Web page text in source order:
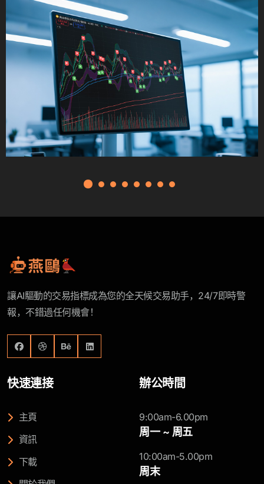
讓AI驅動的交易指標成為您的全天候交易助手，24/7即時警
報，不錯過任何機會！
快速連接
主頁
資訊
下載
辦公時間
9:00am-6.00pm
周一 ~ 周五
10:00am-5.00pm
周末